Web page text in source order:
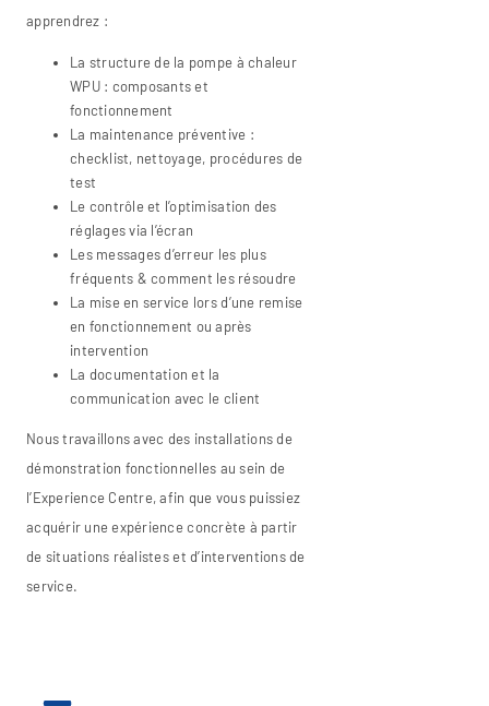
apprendrez :
La structure de la pompe à chaleur
WPU : composants et
fonctionnement
La maintenance préventive :
checklist, nettoyage, procédures de
test
Le contrôle et l’optimisation des
réglages via l’écran
Les messages d’erreur les plus
fréquents & comment les résoudre
La mise en service lors d’une remise
en fonctionnement ou après
intervention
La documentation et la
communication avec le client
Nous travaillons avec des installations de
démonstration fonctionnelles au sein de
l’Experience Centre, afin que vous puissiez
acquérir une expérience concrète à partir
de situations réalistes et d’interventions de
service.